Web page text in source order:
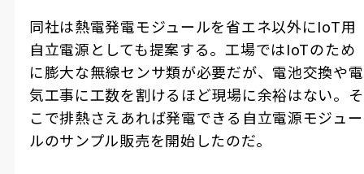
同社は熱電発電モジュールを省エネ以外にIoT用
自立電源としても提案する。工場ではIoTのため
に膨大な無線センサ類が必要だが、電池交換や電
気工事に工数を割けるほど現場に余裕はない。そ
こで排熱さえあれば発電できる自立電源モジュー
ルのサンプル販売を開始したのだ。